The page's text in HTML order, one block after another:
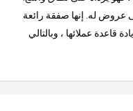
له. إنها صفقة رائعة
قاعدة عملائها ، وبالتالي